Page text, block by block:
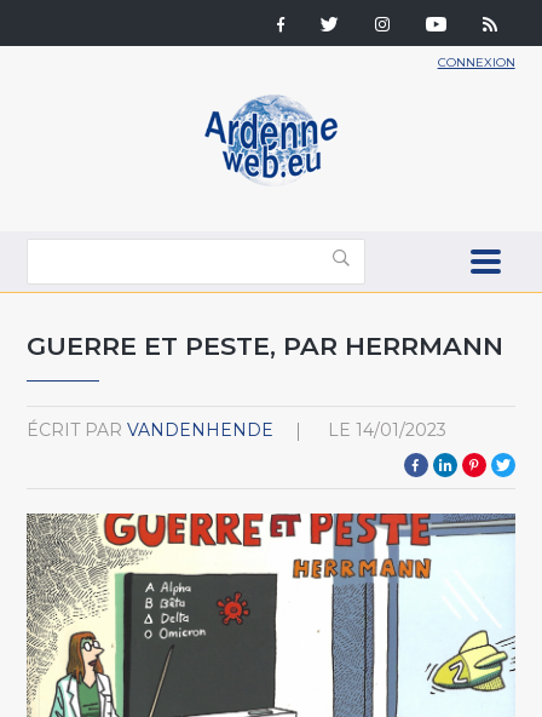
CONNEXION
GUERRE ET PESTE, PAR HERRMANN
ÉCRIT PAR VANDENHENDE LE 14/01/2023